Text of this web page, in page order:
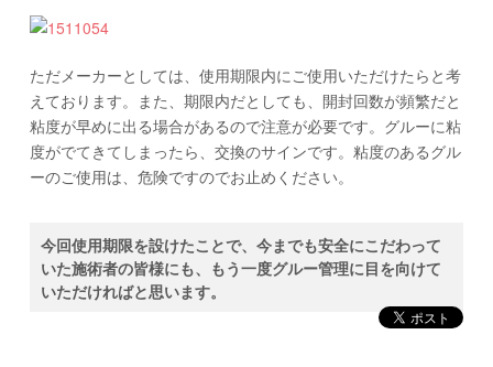
ただメーカーとしては、使用期限内にご使用いただけたらと考
えております。また、期限内だとしても、開封回数が頻繁だと
粘度が早めに出る場合があるので注意が必要です。グルーに粘
度がでてきてしまったら、交換のサインです。粘度のあるグル
ーのご使用は、危険ですのでお止めください。
今回使用期限を設けたことで、今までも安全にこだわって
いた施術者の皆様にも、もう一度グルー管理に目を向けて
いただければと思います。